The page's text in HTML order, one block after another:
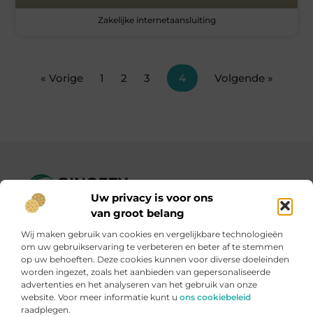
Uw privacy is voor ons
van groot belang
Wij maken gebruik van cookies en vergelijkbare technologieën
om uw gebruikservaring te verbeteren en beter af te stemmen
op uw behoeften. Deze cookies kunnen voor diverse doeleinden
worden ingezet, zoals het aanbieden van gepersonaliseerde
advertenties en het analyseren van het gebruik van onze
website. Voor meer informatie kunt u ons cookiebeleid
raadplegen.
Zakelijke internetaansluiting
« Vorige 1 2 3 4 Volgende »
Ginofey.nl – Van alledaags tot bijzonder, altijd iets te lezen!
Wij verzamelen blogs en artikelen over een grote
verscheidenheid aan onderwerpen, die alles uit het dagelijks
leven bestrijken.
Onze informatie